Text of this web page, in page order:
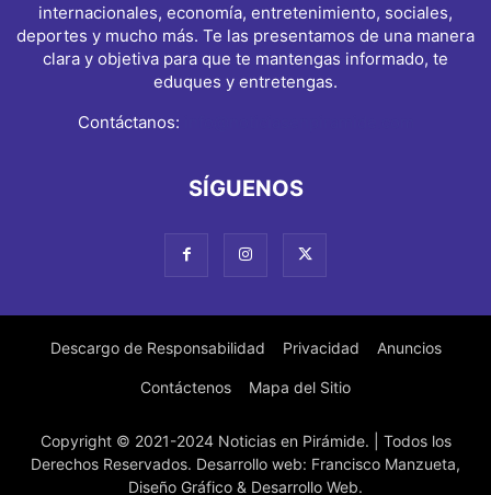
internacionales, economía, entretenimiento, sociales,
deportes y mucho más. Te las presentamos de una manera
clara y objetiva para que te mantengas informado, te
eduques y entretengas.
Contáctanos:
SÍGUENOS
Descargo de Responsabilidad Privacidad Anuncios
Contáctenos Mapa del Sitio
Copyright © 2021-2024 Noticias en Pirámide. | Todos los
Derechos Reservados. Desarrollo web: Francisco Manzueta,
Diseño Gráfico & Desarrollo Web.